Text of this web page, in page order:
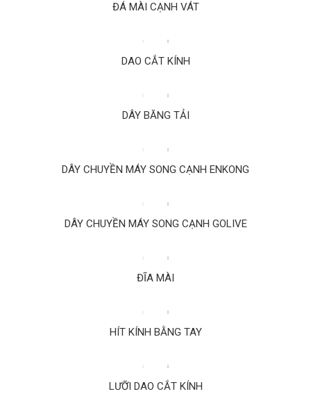
ĐÁ MÀI CẠNH VÁT
DAO CẮT KÍNH
DÂY BĂNG TẢI
DÂY CHUYỀN MÁY SONG CẠNH ENKONG
DÂY CHUYỀN MÁY SONG CẠNH GOLIVE
ĐĨA MÀI
HÍT KÍNH BẰNG TAY
LƯỠI DAO CẮT KÍNH